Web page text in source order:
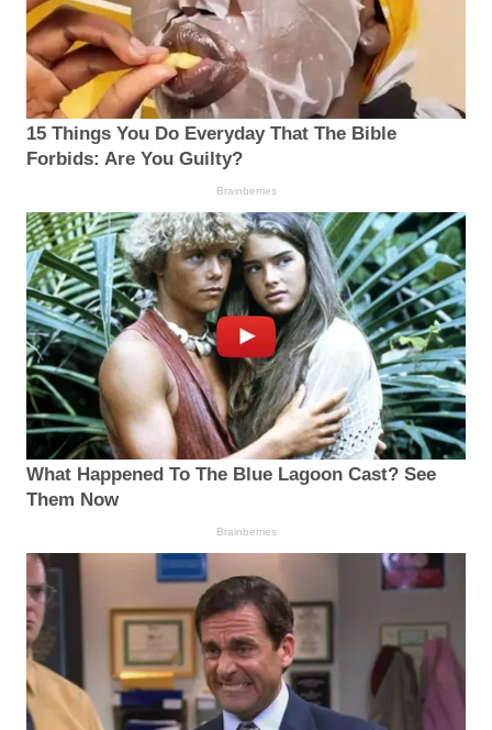
15 Things You Do Everyday That The Bible
Forbids: Are You Guilty?
Brainberries
What Happened To The Blue Lagoon Cast? See
Them Now
Brainberries